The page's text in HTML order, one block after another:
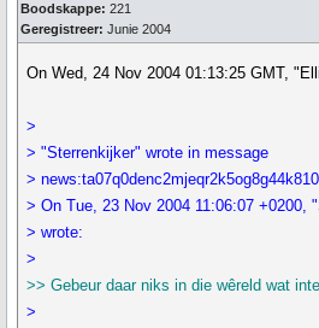
Boodskappe: 221
Geregistreer: Junie 2004
On Wed, 24 Nov 2004 01:13:25 GMT,
>
> "Sterrenkijker" wrote in message
>
> On Tue, 23 Nov 2004 11:06:07 +0200,
> wrote:
>
>> Gebeur daar niks in die wêreld wat
>